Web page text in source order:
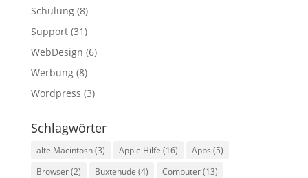
Schulung(8)
Support(31)
WebDesign (6)
Werbung(8)
Wordpress (3)
Schlagwörter
alte Macintosh(3) Apple Hilfe (16) Apps (5)
Browser(2) Buxtehude (4) Computer(13)